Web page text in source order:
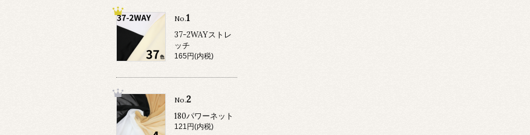
No.1
37-2WAYストレ
ッチ
165円(内税)
No.2
180パワーネット
121円(内税)